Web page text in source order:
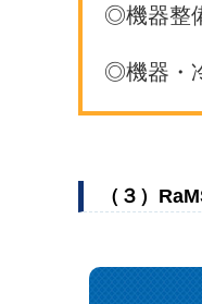
◎機器整
◎機器・
（３）